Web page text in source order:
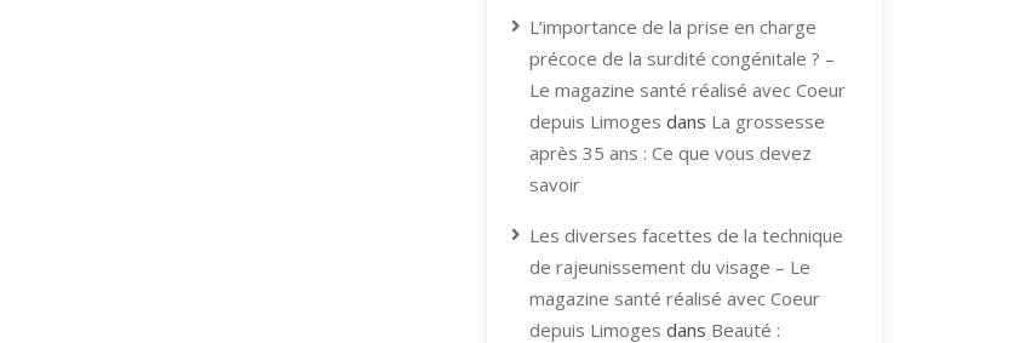
L’importance de la prise en charge
précoce de la surdité congénitale ? –
Le magazine santé réalisé avec Coeur
depuis Limoges dans La grossesse
après 35 ans : Ce que vous devez
savoir
Les diverses facettes de la technique
de rajeunissement du visage – Le
magazine santé réalisé avec Coeur
depuis Limoges dans Beauté :